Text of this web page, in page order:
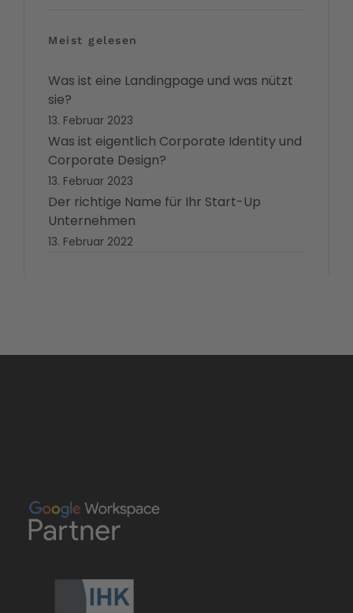
Meist gelesen
Was ist eine Landingpage und was nützt
sie?
13. Februar 2023
Was ist eigentlich Corporate Identity und
Corporate Design?
13. Februar 2023
Der richtige Name für Ihr Start-Up
Unternehmen
13. Februar 2022